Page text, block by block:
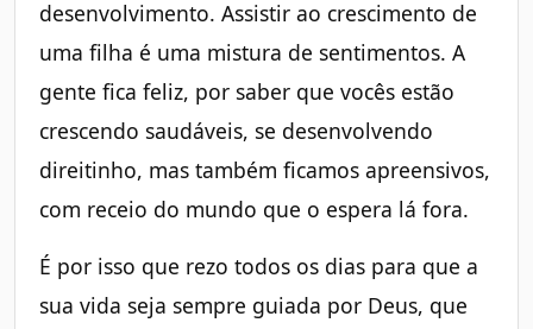
desenvolvimento. Assistir ao crescimento de
uma filha é uma mistura de sentimentos. A
gente fica feliz, por saber que vocês estão
crescendo saudáveis, se desenvolvendo
direitinho, mas também ficamos apreensivos,
com receio do mundo que o espera lá fora.
É por isso que rezo todos os dias para que a
sua vida seja sempre guiada por Deus, que